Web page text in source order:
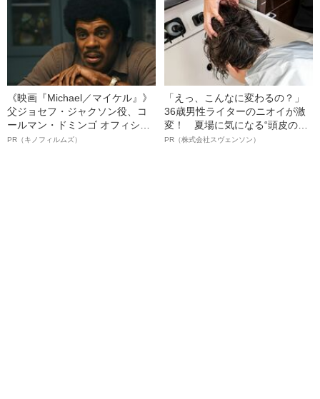
《映画『Michael／マイケル』》
父ジョセフ・ジャクソン役、コ
ールマン・ドミンゴ オフィシャ
ルインタビュー“観客を魅了した
PR（キノフィルムズ）
「えっ、こんなに変わるの？」
36歳男性ライターのニオイが激
変！ 夏場に気になる“頭皮のニ
オイ”や“ベタつき”を解消す
PR（株式会社スヴェンソン）